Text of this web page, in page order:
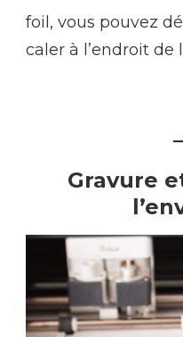
foil, vous pouvez
caler à l’endroit de
Gravure